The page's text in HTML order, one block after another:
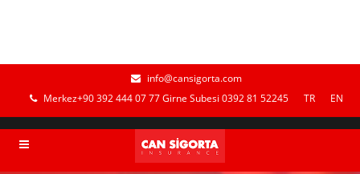
info@cansigorta.com
Merkez+90 392 444 07 77 Girne Subesi 0392 81 52245
TR EN